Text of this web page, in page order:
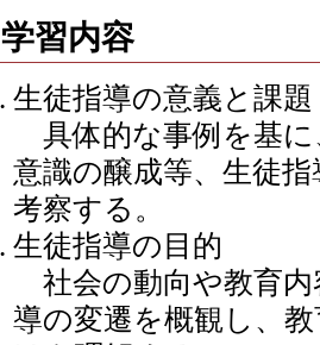
学習内容
生徒指導の意義と課題
具体的な事例を基に
意識の醸成等、生徒
考察する。
生徒指導の目的
社会の動向や教育内
導の変遷を概観し、